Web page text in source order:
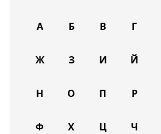
А Б В Г
Ж З И Й
Н О П Р
Ф Х Ц Ч